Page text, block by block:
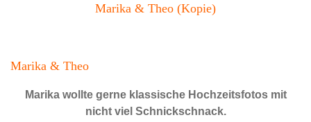
Marika & Theo (Kopie)
Marika & Theo
Marika wollte gerne klassische Hochzeitsfotos mit
nicht viel Schnickschnack.